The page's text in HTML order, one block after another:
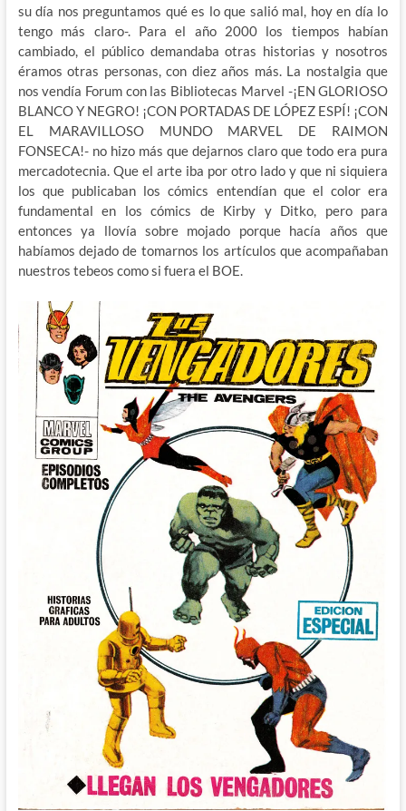
su día nos preguntamos qué es lo que salió mal, hoy en día lo
tengo más claro-. Para el año 2000 los tiempos habían
cambiado, el público demandaba otras historias y nosotros
éramos otras personas, con diez años más. La nostalgia que
nos vendía Forum con las Bibliotecas Marvel -¡EN GLORIOSO
BLANCO Y NEGRO! ¡CON PORTADAS DE LÓPEZ ESPÍ! ¡CON
EL MARAVILLOSO MUNDO MARVEL DE RAIMON
FONSECA!- no hizo más que dejarnos claro que todo era pura
mercadotecnia. Que el arte iba por otro lado y que ni siquiera
los que publicaban los cómics entendían que el color era
fundamental en los cómics de Kirby y Ditko, pero para
entonces ya llovía sobre mojado porque hacía años que
habíamos dejado de tomarnos los artículos que acompañaban
nuestros tebeos como si fuera el BOE.